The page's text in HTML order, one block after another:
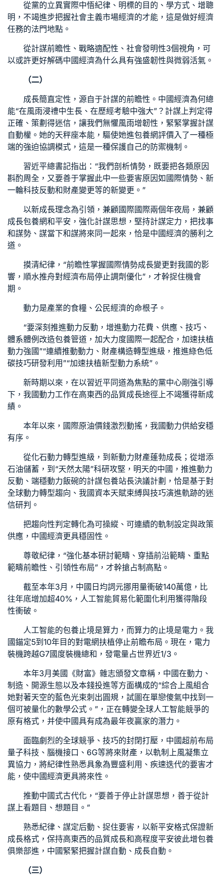
從黨的立異實際中悟紀律、明標的目的、學方式、增聰
明，不竭進步把握社會主義市場經濟的才能，這是做好經濟
任務的法門地點。
從計謀前瞻性、戰略適配性、社會發明性3個視角，可
以或許更好解碼中國經濟為什么具有強盛韌性與微弱活氣。
（二）
成長簡直定性，源自于計謀的前瞻性。中國經濟為何總
能“在風雨浸禮中生長、在歷經考驗中強大”？計謀上判定得
正確、策劃得迷信，讓我們無懼風雨增韌性，緊緊掌握計謀
自動權。她的天秤座本能，驅使她進包養網評價入了一種極
端的強迫協調模式，這是一種保護自己的防禦機制。
習近平總書記指出：“我們剖析情勢，既要把各類原因
斟酌周全，又要善于掌握此中一些要害原因如國際情勢、新
一輪科技反動和財產變更等的新變更。”
以新成長理念為引領，兼顧國際國際兩個年夜局，兼顧
成長包養網和平安，強化計謀思想，堅持計謀定力，把找事
和謀勢、謀當下和謀將來同一起來，恰是中國經濟的勝利之
道。
摸清紀律，“前瞻性掌握國際情勢成長變更對我國的影
響，順水推舟對經濟布局停止調劑優化”，才幹捉住機會
期。
動力是產業的食糧、公民經濟的命根子。
“要深刻推進動力反動，增進動力花費、供應、技巧、
體系體例改造包養管道 ，加大力度國際一起配合，加速扶植
動力強國”“連續推動動力、財產構造轉型進級，推進綠色低
碳技巧研發利用”“加速扶植新型動力系統”。
新時期以來，在以習近平同道為焦點的黨中心剛強引導
下，我國動力工作在高東西的品質成長途徑上不竭獲得新成
績。
本年以來，國際原油價錢激烈動搖，我國動力供給安穩
有序。
從化石動力轉型進級，到新動力財產蓬勃成長；從增添
石油儲蓄，到“天然太陽”科研攻堅，明天的中國，推進動力
反動、端穩動力飯碗的計謀包養站長決議計劃，恰是基于對
全球動力轉型趨向、我國資本天賦束縛與技巧演進軌跡的迷
信研判。
把趨向性判定轉化為可操縱、可連續的軌制設定與政策
供應，中國經濟更具穩固性。
尊敬紀律，“強化基本研討範疇、穿插前沿範疇、重點
範疇前瞻性、引領性布局”，才幹搶占制高點。
截至本年3月，中國日均詞元挪用量衝破140萬億，比
往年底增加超40%，人工智能貿易化範圍化利用獲得階段
性衝破。
人工智能的包養止境是算力，而算力的止境是電力。我
國錨定5到10年目的對電網扶植停止前瞻布局。現在，電力
裝機跨越G7國度裝機總和，發電量占世界近1/3。
本年3月美國《財富》雜志頒發文章稱，中國在動力、
制造、開源生態以及本錢投進等方面構成的“綜合上風組合
她對著天空的藍色光束刺出圓規，試圖在單戀傻氣中找到一
個可被量化的數學公式。”，正在轉變全球人工智能競爭的
原有格式，并使中國具有成為最年夜贏家的潛力。
面臨劇烈的全球競爭、技巧的封閉打壓，中國超前布局
量子科技、腦機接口、6G等將來財產，以軌制上風凝集立
異協力，將紀律性熟悉具象為豐盛利用、疾速迭代的要害才
能，使中國經濟更具將來性。
推動中國式古代化，“要善于停止計謀思想，善于從計
謀上看題目、想題目。”
熟悉紀律、謀定后動、捉住要害，以新平安格式保證新
成長格式，保持高東西的品質成長和高程度平安彼此增包養
俱樂部進，中國緊緊把握計謀自動、成長自動。
（三）